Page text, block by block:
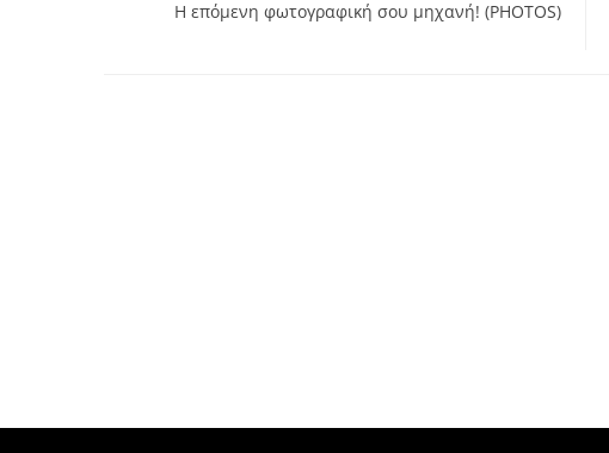
Η επόμενη φωτογραφική σου μηχανή! (PHOTOS)